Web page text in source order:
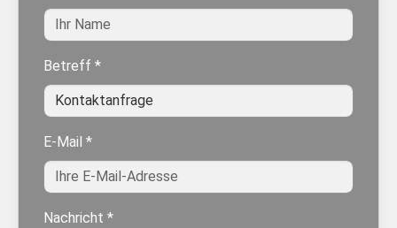
Betreff *
E-Mail *
Nachricht *